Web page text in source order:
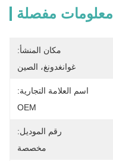
معلومات مفصلة
مكان المنشأ:
غوانغدونغ، الصين
اسم العلامة التجارية:
OEM
رقم الموديل:
مخصصة